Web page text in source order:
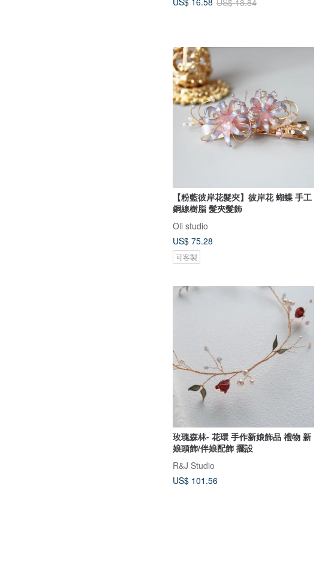
【粉藍彼岸花髮夾】彼岸花 蝴蝶 手工
銅線樹脂 髮夾髮飾
Oli studio
US$ 75.28
可客製
玫瑰森林- 花環 手作新娘飾品 禮物 新
娘頭飾/伴娘配飾 擺設
R&J Studio
US$ 101.56